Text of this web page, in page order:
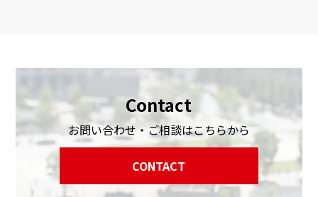
Contact
お問い合わせ・ご相談はこちらから
CONTACT